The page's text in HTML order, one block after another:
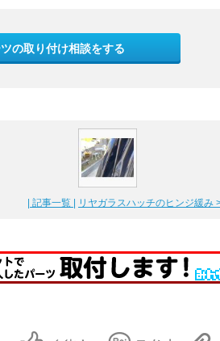
の取り付け相談をする
| 記事一覧 | リヤガラスハッチのヒンジ緩み